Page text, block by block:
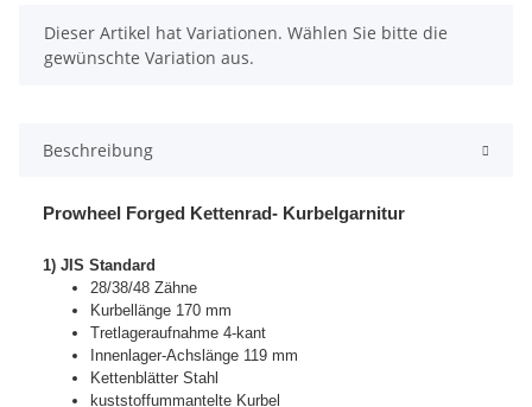
x
Dieser Artikel hat Variationen. Wählen Sie bitte die
gewünschte Variation aus.
Beschreibung
Prowheel Forged Kettenrad- Kurbelgarnitur
1) JIS Standard
28/38/48 Zähne
Kurbellänge 170 mm
Tretlageraufnahme 4-kant
Innenlager-Achslänge 119 mm
Kettenblätter Stahl
kuststoffummantelte Kurbel